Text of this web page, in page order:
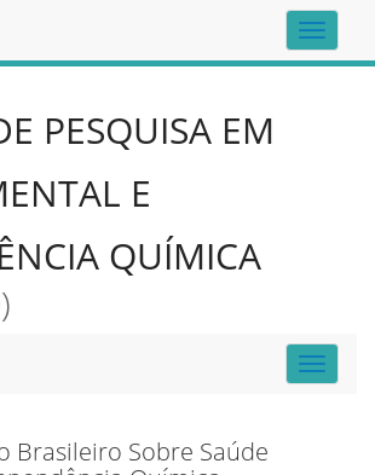
Top
PESQUISA EM
E
QUÍMICA
Toggle
Brasileiro Sobre Saúde